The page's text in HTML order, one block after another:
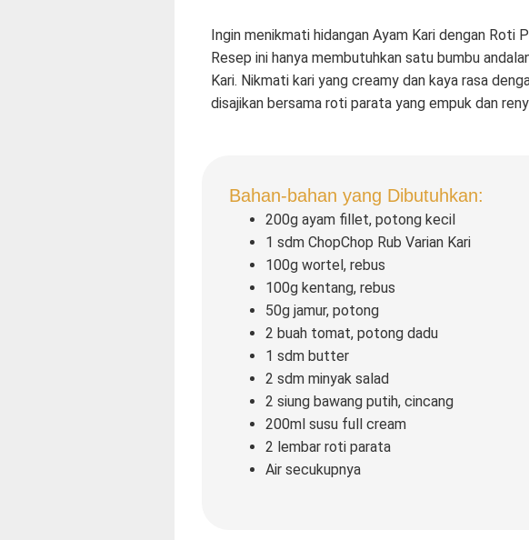
Ingin menikmati hidangan Ayam Kari dengan Roti
Resep ini hanya membutuhkan satu bumbu
Kari. Nikmati kari yang creamy dan kaya rasa
disajikan bersama roti parata yang empuk dan
Bahan-bahan yang Dibutuhkan:
200g ayam fillet, potong kecil
1 sdm ChopChop Rub Varian Kari
100g wortel, rebus
100g kentang, rebus
50g jamur, potong
2 buah tomat, potong dadu
1 sdm butter
2 sdm minyak salad
2 siung bawang putih, cincang
200ml susu full cream
2 lembar roti parata
Air secukupnya